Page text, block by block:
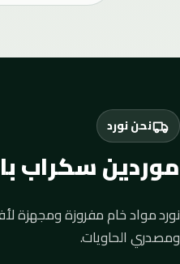
نحن نورد
موردين سكراب
نورد مواد خام مفروزة ومجهزة
ومصدري الحاويات.